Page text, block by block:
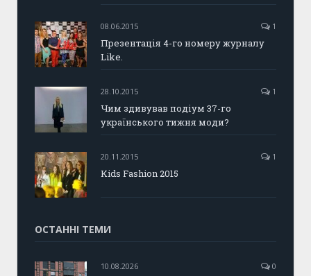
08.06.2015 1
Презентація 4-го номеру журналу
Like.
28.10.2015 1
Чим здивував подіум 37-го
українського тижня моди?
20.11.2015 1
Kids Fashion 2015
ОСТАННІ ТЕМИ
10.08.2026 0